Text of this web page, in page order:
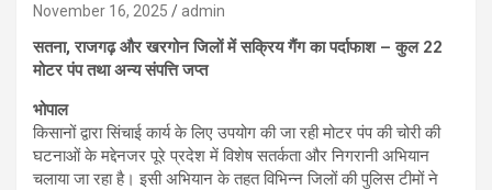
November 16, 2025 admin
सतना, राजगढ़ और खरगोन जिलों में सक्रिय गैंग का पर्दाफाश – कुल 22
मोटर पंप तथा अन्य संपत्ति जप्त
भोपाल
किसानों द्वारा सिंचाई कार्य के लिए उपयोग की जा रही मोटर पंप की चोरी की
घटनाओं के मद्देनजर पूरे प्रदेश में विशेष सतर्कता और निगरानी अभियान
चलाया जा रहा है। इसी अभियान के तहत विभिन्न जिलों की पुलिस टीमों ने